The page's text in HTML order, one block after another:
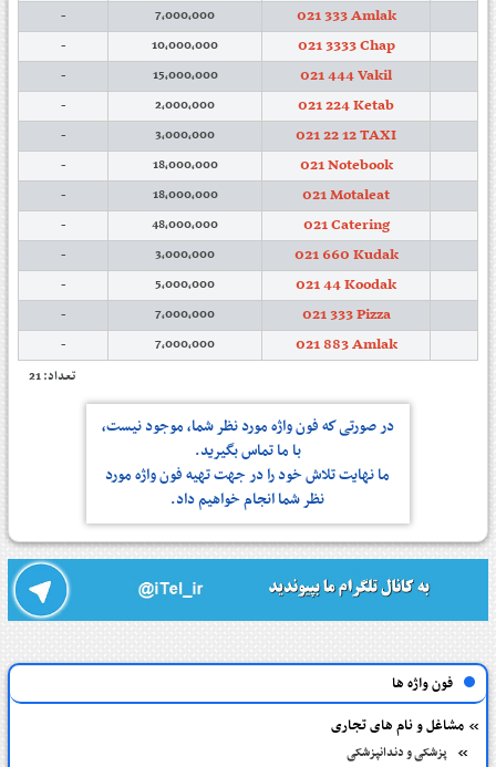
021 333 Amlak
7,000,000
-
021 3333 Chap
10,000,000
-
021 444 Vakil
15,000,000
-
021 224 Ketab
2,000,000
-
021 22 12 TAXI
3,000,000
-
021 Notebook
18,000,000
-
021 Motaleat
18,000,000
-
021 Catering
48,000,000
-
021 660 Kudak
3,000,000
-
021 44 Koodak
5,000,000
-
021 333 Pizza
7,000,000
-
021 883 Amlak
7,000,000
-
تعداد: 21
در صورتی كه فون واژه مورد نظر شما، موجود نیست،
با ما تماس بگیرید.
ما نهایت تلاش خود را در جهت تهیه فون واژه مورد
نظر شما انجام خواهیم داد.
فون واژه ها
مشاغل و نام های تجاری
پزشکی و دندانپزشکی